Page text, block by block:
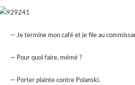
— Je termine mon café et je file au
— Pour quoi faire, mémé ?
— Porter plainte contre Polanski.